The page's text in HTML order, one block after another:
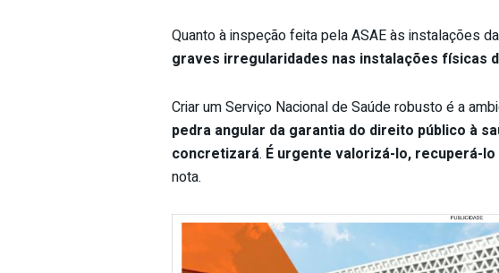
Quanto à inspeção feita pela ASAE às instalações
graves irregularidades nas instalações físicas
Criar um Serviço Nacional de Saúde robusto é a
pedra angular da garantia do direito público à
concretizará. É urgente valorizá-lo, recuperá-
nota.